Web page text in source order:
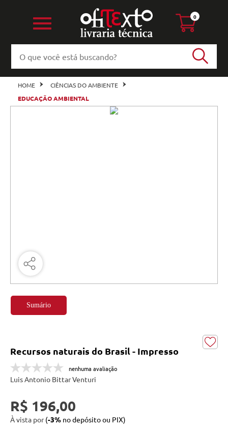
0
HOME
CIÊNCIAS DO AMBIENTE
EDUCAÇÃO AMBIENTAL
Sumário
Recursos naturais do Brasil - Impresso
nenhuma avaliação
Luis Antonio Bittar Venturi
R$ 196,00
À vista por(-3% no depósito ou PIX)